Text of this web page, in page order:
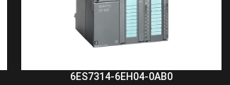
6ES7314-6EH04-0AB0